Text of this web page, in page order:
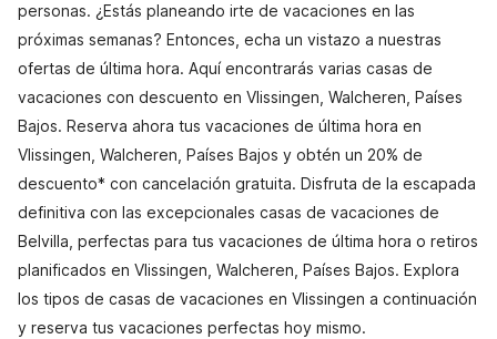
personas. ¿Estás planeando irte de vacaciones en las
próximas semanas? Entonces, echa un vistazo a nuestras
ofertas de última hora. Aquí encontrarás varias casas de
vacaciones con descuento en Vlissingen, Walcheren, Países
Bajos. Reserva ahora tus vacaciones de última hora en
Vlissingen, Walcheren, Países Bajos y obtén un 20% de
descuento* con cancelación gratuita. Disfruta de la escapada
definitiva con las excepcionales casas de vacaciones de
Belvilla, perfectas para tus vacaciones de última hora o retiros
planificados en Vlissingen, Walcheren, Países Bajos. Explora
los tipos de casas de vacaciones en Vlissingen a continuación
y reserva tus vacaciones perfectas hoy mismo.